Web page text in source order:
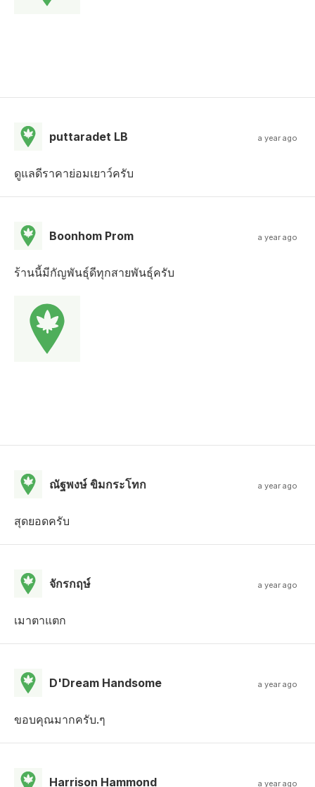
puttaradet LB a year ago
ดูแลดีราคาย่อมเยาว์ครับ
Boonhom Prom a year ago
ร้านนี้มีกัญพันธุ์ดีทุกสายพันธุ์ครับ
ณัฐพงษ์ ขิมกระโทก a year ago
สุดยอดครับ
จักรกฤษ์ a year ago
เมาตาแตก
D'Dream Handsome a year ago
ขอบคุณมากครับ.ๆ
Harrison Hammond a year ago